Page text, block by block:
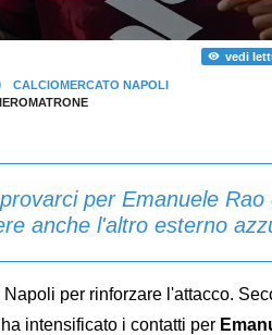
vedi
CALCIOMERCATO NAPOLI
per Emanuele
anche l'altro esterno
Napoli per rinforzare l'attacco.
intensificato i contatti per